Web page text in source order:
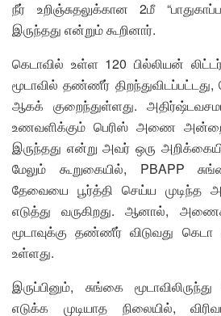
நீர் உறிஞ்சுதலுக்கான 2மீ
இருந்தது என்றும் கூறினார்.
கெடாவில் உள்ள 120 பில்லியன்
மூடாவில் தண்ணீர்
ஆகக் குறைந்துள்ளது.
உணவளிக்கும் பெரிஸ் அணை
இருந்தது என்று அவர் ஒரு
மேலும் கூறுகையில், PBAPP
தேவையை பூர்த்தி செய்ய
எடுத்து வருகிறது. ஆனால்,
மூடாவுக்கு தண்ணீர் விடுவது கெடா
உள்ளது.
இருப்பினும், சுங்கை
எடுக்க முடியாத நிலையில்,